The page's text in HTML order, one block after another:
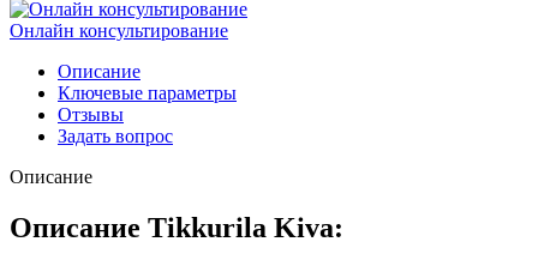
Онлайн консультирование
Описание
Ключевые параметры
Отзывы
Задать вопрос
Описание
Описание Tikkurila Kiva: